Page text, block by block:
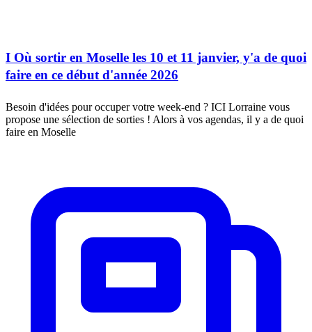
I Où sortir en Moselle les 10 et 11 janvier, y'a de quoi
faire en ce début d'année 2026
Besoin d'idées pour occuper votre week-end ? ICI Lorraine vous
propose une sélection de sorties ! Alors à vos agendas, il y a de quoi
faire en Moselle